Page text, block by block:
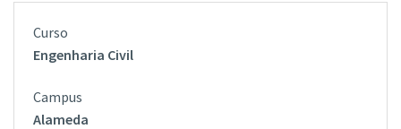
Engenharia Civil
Alameda